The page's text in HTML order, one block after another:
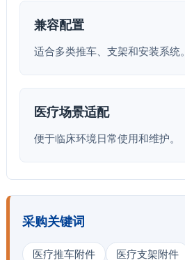
兼容配置
适合多类推车、支架和安装系统。
医疗场景适配
便于临床环境日常使用和维护。
采购关键词
医疗推车附件 医疗支架附件